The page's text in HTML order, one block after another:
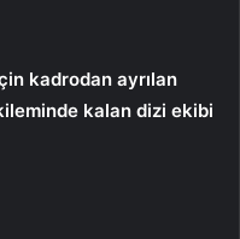
kadrodan ayrılan
kalan dizi ekibi